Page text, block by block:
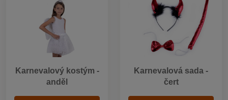
Karnevalový kostým -
anděl
Karnevalová sada -
čert